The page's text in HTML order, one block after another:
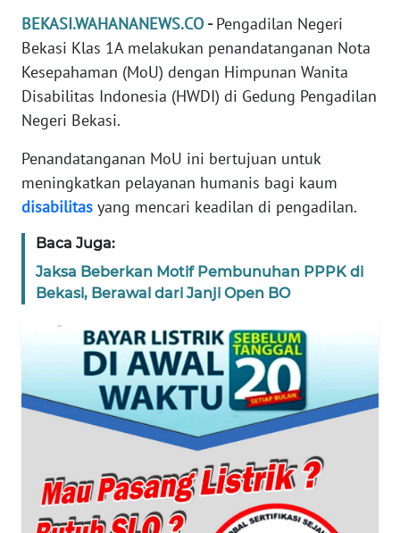
BEKASI.WAHANANEWS.CO -Pengadilan Negeri
Bekasi Klas 1A melakukan penandatanganan Nota
Kesepahaman (MoU) dengan Himpunan Wanita
Disabilitas Indonesia (HWDI) di Gedung Pengadilan
Negeri Bekasi.
Penandatanganan MoU ini bertujuan untuk
meningkatkan pelayanan humanis bagi kaum
disabilitas yang mencari keadilan di pengadilan.
Baca Juga:
Jaksa Beberkan Motif Pembunuhan PPPK di
Bekasi, Berawal dari Janji Open BO
REDAKSI
KARIR
DISCLAIMER
Wahana
News
Regional
WN
JAKARTA
WN
NTT